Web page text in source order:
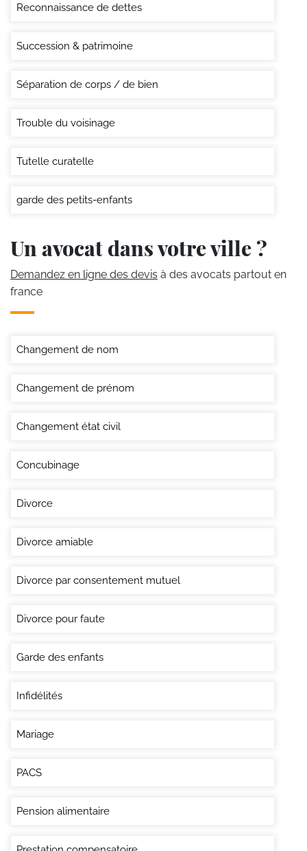
Reconnaissance de dettes
Succession & patrimoine
Séparation de corps / de bien
Trouble du voisinage
Tutelle curatelle
garde des petits-enfants
Un avocat dans votre ville ?
Demandez en ligne des devis à des avocats partout en
france
Changement de nom
Changement de prénom
Changement état civil
Concubinage
Divorce
Divorce amiable
Divorce par consentement mutuel
Divorce pour faute
Garde des enfants
Infidélités
Mariage
PACS
Pension alimentaire